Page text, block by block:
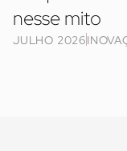
nesse mito
JULHO 2026